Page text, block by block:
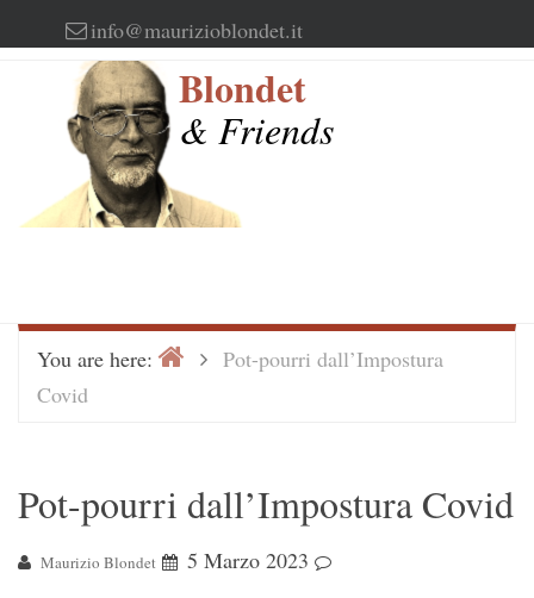
to
info@maurizioblondet.it
Blondet
& Friends
You are here: HomePot-pourri dall’Impostura
Covid
Pot-pourri dall’Impostura Covid
Maurizio Blondet
5 Marzo 2023